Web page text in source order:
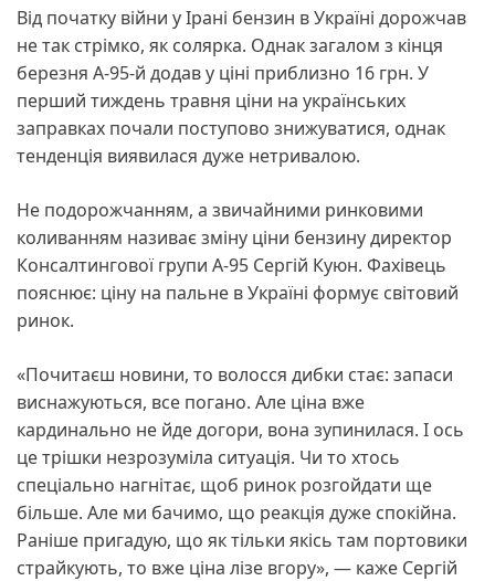
Від початку війни у Ірані бензин в Україні дорожчав
не так стрімко, як солярка. Однак загалом з кінця
березня А-95-й додав у ціні приблизно 16 грн. У
перший тиждень травня ціни на українських
заправках почали поступово знижуватися, однак
тенденція виявилася дуже нетривалою.
Не подорожчанням, а звичайними ринковими
коливанням називає зміну ціни бензину директор
Консалтингової групи А-95 Сергій Куюн. Фахівець
пояснює: ціну на пальне в Україні формує світовий
ринок.
«Почитаєш новини, то волосся дибки стає: запаси
виснажуються, все погано. Але ціна вже
кардинально не йде догори, вона зупинилася. І ось
це трішки незрозуміла ситуація. Чи то хтось
спеціально нагнітає, щоб ринок розгойдати ще
більше. Але ми бачимо, що реакція дуже спокійна.
Раніше пригадую, що як тільки якісь там портовики
страйкують, то вже ціна лізе вгору», — каже Сергій